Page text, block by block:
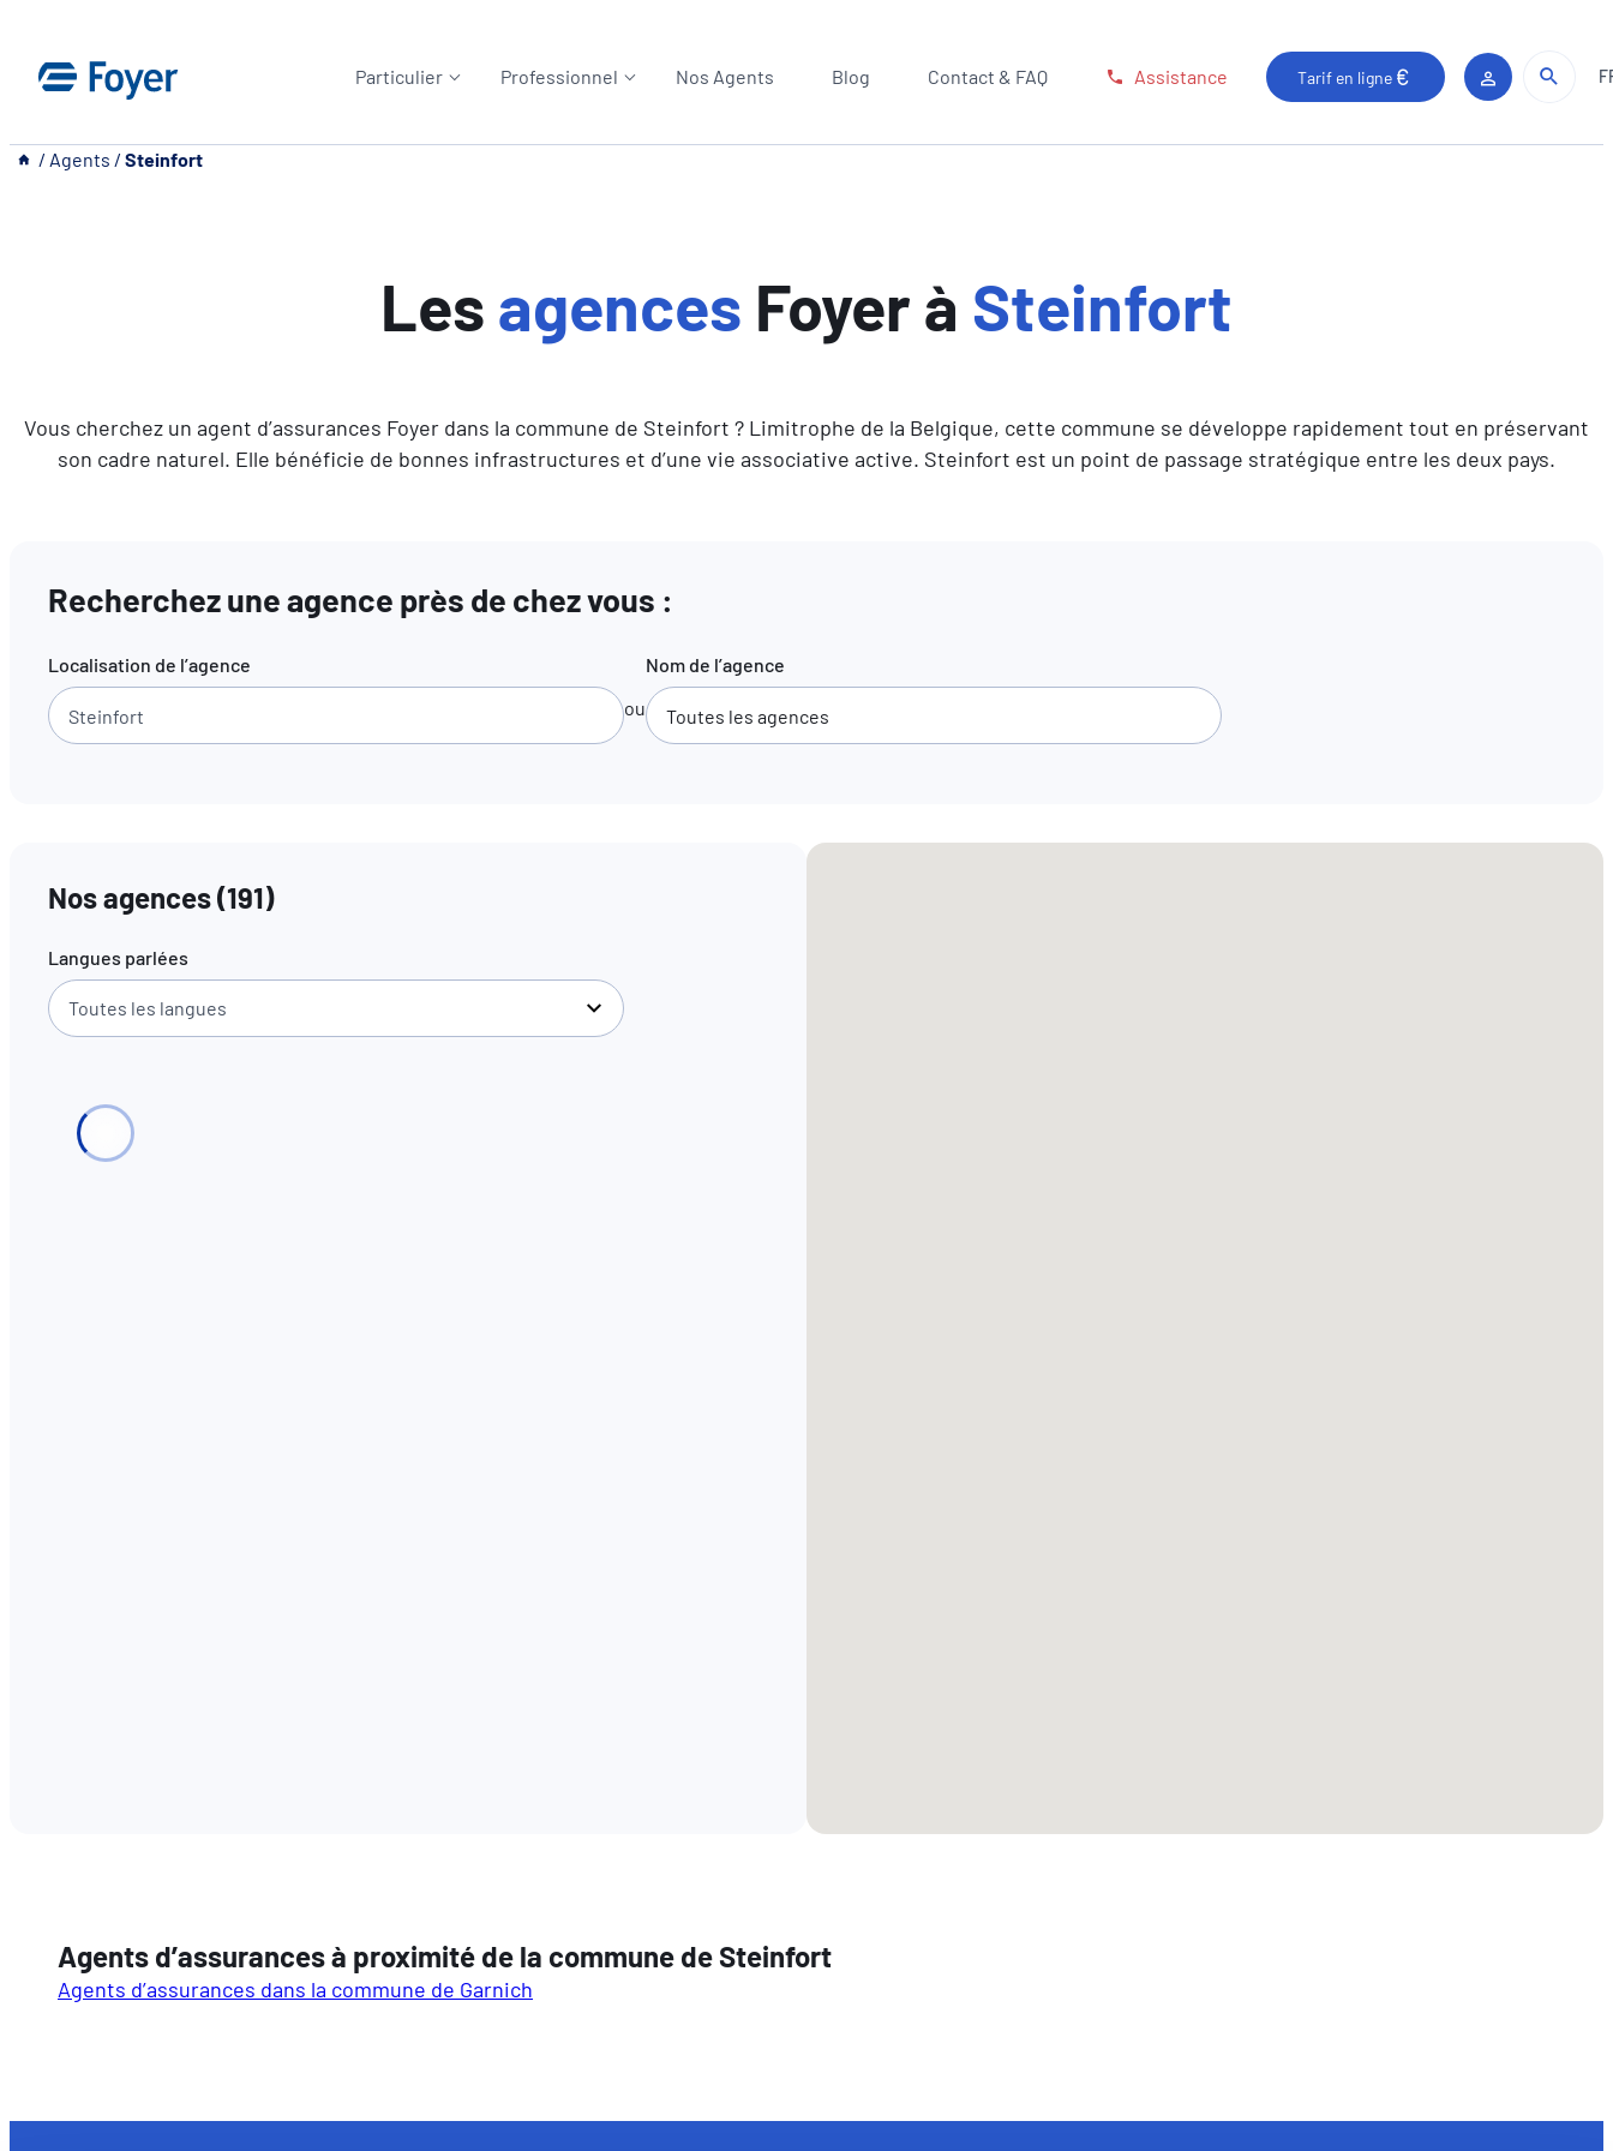
contenu
Particulier Professionnel Nos Agents Blog Contact & FAQ Assistance Tarif en ligne
Espace client
__ / Agents / Steinfort
Les agences Foyer à Steinfort
Vous cherchez un agent d’assurances Foyer dans la commune de Steinfort ? Limitrophe de la Belgique, cette commune se développe rapidement tout en préservant
son cadre naturel. Elle bénéficie de bonnes infrastructures et d’une vie associative active. Steinfort est un point de passage stratégique entre les deux pays.
Recherchez une agence près de chez vous :
Localisation de l’agence
ou
Nom de l’agence
Nos agences(191)
Langues parlées
Toutes les langues
Agents d’assurances à proximité de la commune de Steinfort
Agents d’assurances dans la commune de Garnich